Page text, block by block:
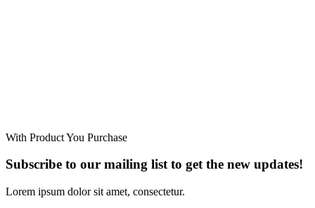
With Product You Purchase
Subscribe to our mailing list to get the new updates!
Lorem ipsum dolor sit amet, consectetur.